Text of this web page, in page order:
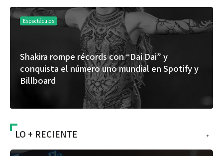
Espectáculos
Shakira rompe récords con “Dai Dai” y
conquista el número uno mundial en Spotify y
Billboard
+
LO + RECIENTE